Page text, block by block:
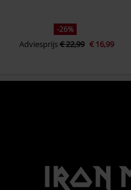
-26%
Adviesprijs€ 22,99 € 16,99